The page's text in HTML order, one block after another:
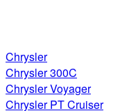
Chrysler
Chrysler 300C
Chrysler Voyager
Chrysler PT Cruiser